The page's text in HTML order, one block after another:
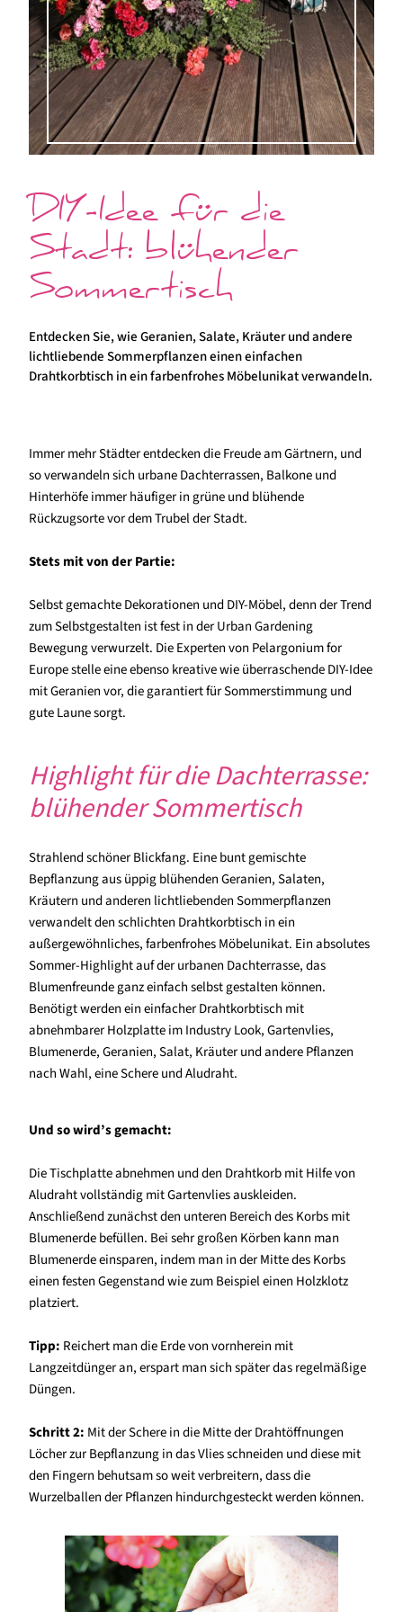
DIY-Idee für die
Stadt: blühender
Sommertisch
Entdecken Sie, wie Geranien, Salate, Kräuter und andere
lichtliebende Sommerpflanzen einen einfachen
Drahtkorbtisch in ein farbenfrohes Möbelunikat verwandeln.
Immer mehr Städter entdecken die Freude am Gärtnern, und
so verwandeln sich urbane Dachterrassen, Balkone und
Hinterhöfe immer häufiger in grüne und blühende
Rückzugsorte vor dem Trubel der Stadt.
Stets mit von der Partie:
Selbst gemachte Dekorationen und DIY-Möbel, denn der Trend
zum Selbstgestalten ist fest in der Urban Gardening
Bewegung verwurzelt. Die Experten von Pelargonium for
Europe stelle eine ebenso kreative wie überraschende DIY-Idee
mit Geranien vor, die garantiert für Sommerstimmung und
gute Laune sorgt.
Highlight für die Dachterrasse:
blühender Sommertisch
Strahlend schöner Blickfang. Eine bunt gemischte
Bepflanzung aus üppig blühenden Geranien, Salaten,
Kräutern und anderen lichtliebenden Sommerpflanzen
verwandelt den schlichten Drahtkorbtisch in ein
außergewöhnliches, farbenfrohes Möbelunikat. Ein absolutes
Sommer-Highlight auf der urbanen Dachterrasse, das
Blumenfreunde ganz einfach selbst gestalten können.
Benötigt werden ein einfacher Drahtkorbtisch mit
abnehmbarer Holzplatte im Industry Look, Gartenvlies,
Blumenerde, Geranien, Salat, Kräuter und andere Pflanzen
nach Wahl, eine Schere und Aludraht.
Und so wird’s gemacht:
Die Tischplatte abnehmen und den Drahtkorb mit Hilfe von
Aludraht vollständig mit Gartenvlies auskleiden.
Anschließend zunächst den unteren Bereich des Korbs mit
Blumenerde befüllen. Bei sehr großen Körben kann man
Blumenerde einsparen, indem man in der Mitte des Korbs
einen festen Gegenstand wie zum Beispiel einen Holzklotz
platziert.
Tipp: Reichert man die Erde von vornherein mit
Langzeitdünger an, erspart man sich später das regelmäßige
Düngen.
Schritt 2: Mit der Schere in die Mitte der Drahtöffnungen
Löcher zur Bepflanzung in das Vlies schneiden und diese mit
den Fingern behutsam so weit verbreitern, dass die
Wurzelballen der Pflanzen hindurchgesteckt werden können.